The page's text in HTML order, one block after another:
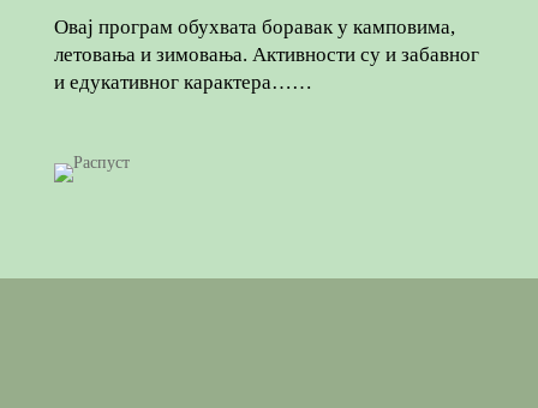
Овај програм обухвата боравак у камповима,
летовања и зимовања. Активности су и забавног
и едукативног карактера……